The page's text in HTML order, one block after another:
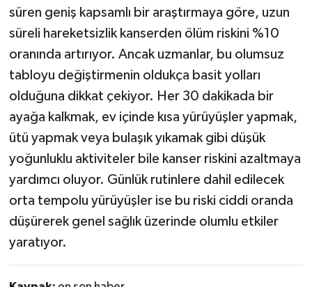
süren geniş kapsamlı bir araştırmaya göre, uzun
süreli hareketsizlik kanserden ölüm riskini %10
oranında artırıyor. Ancak uzmanlar, bu olumsuz
tabloyu değiştirmenin oldukça basit yolları
olduğuna dikkat çekiyor. Her 30 dakikada bir
ayağa kalkmak, ev içinde kısa yürüyüşler yapmak,
ütü yapmak veya bulaşık yıkamak gibi düşük
yoğunluklu aktiviteler bile kanser riskini azaltmaya
yardımcı oluyor. Günlük rutinlere dahil edilecek
orta tempolu yürüyüşler ise bu riski ciddi oranda
düşürerek genel sağlık üzerinde olumlu etkiler
yaratıyor.